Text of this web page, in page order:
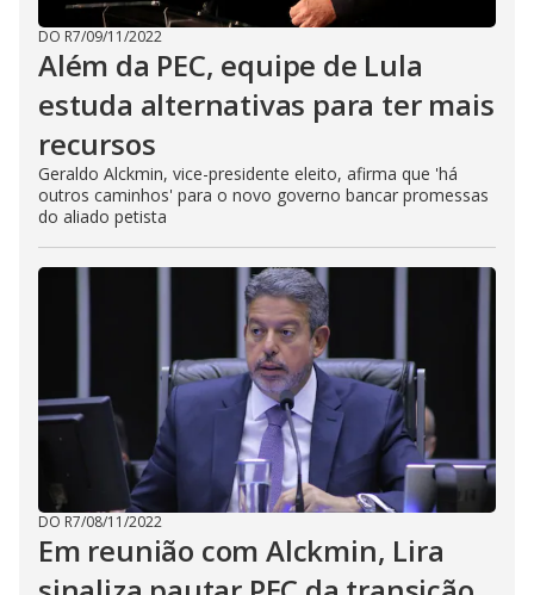
DO R7/09/11/2022
Além da PEC, equipe de Lula
estuda alternativas para ter mais
recursos
Geraldo Alckmin, vice-presidente eleito, afirma que 'há
outros caminhos' para o novo governo bancar promessas
do aliado petista
DO R7/08/11/2022
Em reunião com Alckmin, Lira